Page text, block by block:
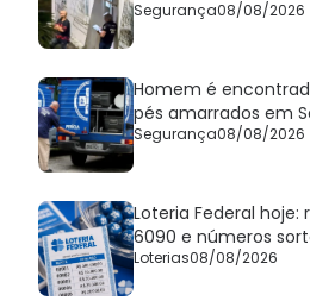
Segurança08/08/2026
Homem é
pés amarrados em
Segurança08/08/2026
Loteria Federal
6090 e números
Loterias08/08/2026